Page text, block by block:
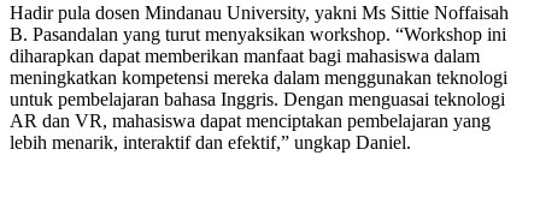
Hadir pula dosen Mindanau University, yakni Ms Sittie Noffaisah
B. Pasandalan yang turut menyaksikan workshop. “Workshop ini
diharapkan dapat memberikan manfaat bagi mahasiswa dalam
meningkatkan kompetensi mereka dalam menggunakan teknologi
untuk pembelajaran bahasa Inggris. Dengan menguasai teknologi
AR dan VR, mahasiswa dapat menciptakan pembelajaran yang
lebih menarik, interaktif dan efektif,” ungkap Daniel.